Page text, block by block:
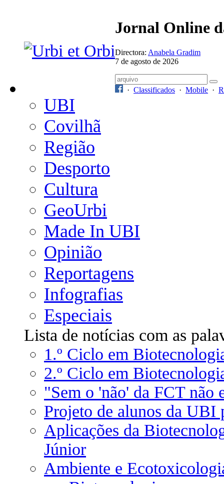
Jornal Online
Directora: Anabela Gradim
7 de agosto de 2026
· Classificados · Mobile ·
UBI
Covilhã
Região
Desporto
Cultura
GeoUrbi
Made In UBI
Opinião
Reportagens
Infografias
Especiais
Lista de notícias com as
1.º Ciclo em
2.º Ciclo em
"Sem o 'não' da FCT não
Projeto de alunos da UBI
Aplicações da
Júnior
Ambiente e